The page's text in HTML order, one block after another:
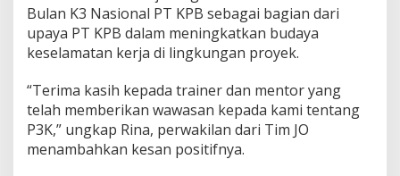
Bulan K3 Nasional PT KPB sebagai bagian dari
upaya PT KPB dalam meningkatkan budaya
keselamatan kerja di lingkungan proyek.
“Terima kasih kepada trainer dan mentor yang
telah memberikan wawasan kepada kami tentang
P3K,” ungkap Rina, perwakilan dari Tim JO
menambahkan kesan positifnya.